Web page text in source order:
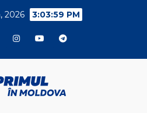
2026 3:04:00 PM